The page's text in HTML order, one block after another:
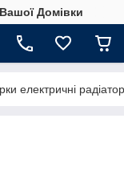
Домівки
електричні